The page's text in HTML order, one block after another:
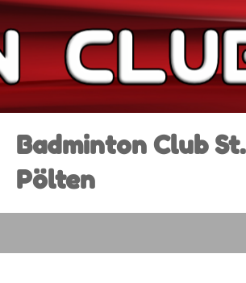
Badminton Club St.
Pölten